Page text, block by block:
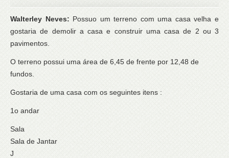
Walterley Neves: Possuo um terreno com uma casa velha e
gostaria de demolir a casa e construir uma casa de 2 ou 3
pavimentos.
O terreno possui uma área de 6,45 de frente por 12,48 de
fundos.
Gostaria de uma casa com os seguintes itens :
1o andar
Sala
Sala de Jantar
J